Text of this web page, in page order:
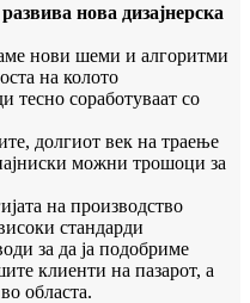
нова дизајнерска
нови шеми и алгоритми
на колото
тесно соработуваат со
долгиот век на траење
можни трошоци за
на производство
стандарди
за да ја подобриме
клиенти на пазарот, а
областа.